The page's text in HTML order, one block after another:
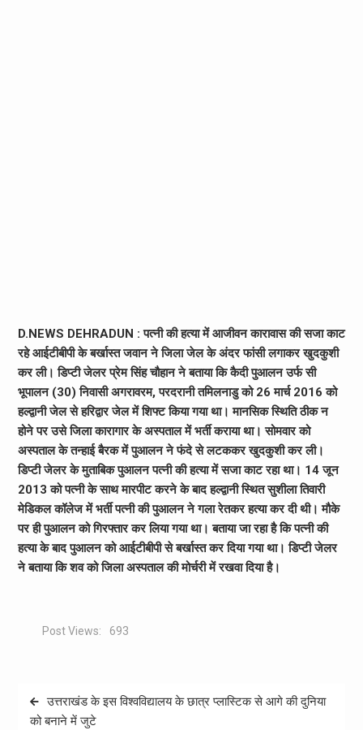
D.NEWS DEHRADUN : पत्नी की हत्या में आजीवन कारावास की सजा काट
रहे आईटीबीपी के बर्खास्त जवान ने जिला जेल के अंदर फांसी लगाकर खुदकुशी
कर ली। डिप्टी जेलर प्रेम सिंह चौहान ने बताया कि कैदी पुआलन उर्फ सी
भूपालन (30) निवासी अगरावरम, परदरानी तमिलनाडु को 26 मार्च 2016 को
हल्द्वानी जेल से हरिद्वार जेल में शिफ्ट किया गया था। मानसिक स्थिति ठीक न
होने पर उसे जिला कारागार के अस्पताल में भर्ती कराया था। सोमवार को
अस्पताल के तन्हाई बैरक में पुआलन ने फंदे से लटककर खुदकुशी कर ली।
डिप्टी जेलर के मुताबिक पुआलन पत्नी की हत्या में सजा काट रहा था। 14 जून
2013 को पत्नी के साथ मारपीट करने के बाद हल्द्वानी स्थित सुशीला तिवारी
मेडिकल कॉलेज में भर्ती पत्नी की पुआलन ने गला रेतकर हत्या कर दी थी। मौके
पर ही पुआलन को गिरफ्तार कर लिया गया था। बताया जा रहा है कि पत्नी की
हत्या के बाद पुआलन को आईटीबीपी से बर्खास्त कर दिया गया था। डिप्टी जेलर
ने बताया कि शव को जिला अस्पताल की मोर्चरी में रखवा दिया है।
Post Views: 693
Post
navigation
उत्तराखंड के इस विश्वविद्यालय के छात्र प्लास्टिक से आगे की दुनिया
को बनाने में जुटे